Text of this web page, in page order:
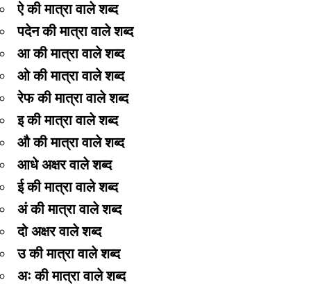
ऐ की मात्रा वाले शब्द
पदेन की मात्रा वाले शब्द
आ की मात्रा वाले शब्द
ओ की मात्रा वाले शब्द
रेफ की मात्रा वाले शब्द
इ की मात्रा वाले शब्द
औ की मात्रा वाले शब्द
आधे अक्षर वाले शब्द
ई की मात्रा वाले शब्द
अं की मात्रा वाले शब्द
दो अक्षर वाले शब्द
उ की मात्रा वाले शब्द
अः की मात्रा वाले शब्द